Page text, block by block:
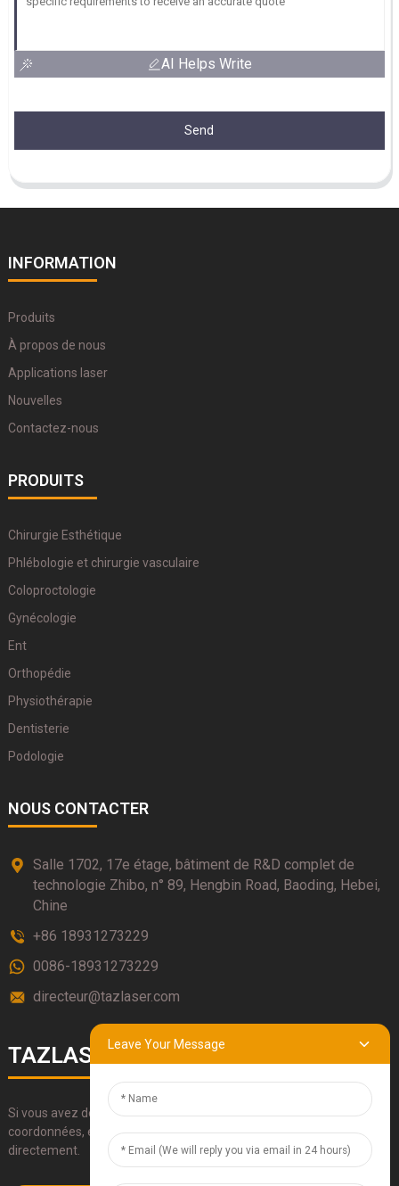
AI Helps Write
Send
INFORMATION
Produits
À propos de nous
Applications laser
Nouvelles
Contactez-nous
PRODUITS
Chirurgie Esthétique
Phlébologie et chirurgie vasculaire
Coloproctologie
Gynécologie
Ent
Orthopédie
Physiothérapie
Dentisterie
Podologie
NOUS CONTACTER
Salle 1702, 17e étage, bâtiment de R&D complet de
technologie Zhibo, n° 89, Hengbin Road, Baoding, Hebei,
Chine
+86 18931273229
0086-18931273229
directeur@tazlaser.com
TAZLASERS
Si vous avez des questions sur nos produits, veuillez utiliser nos
coordonnées, envoyez-nous un e-mail ou appelez-nous
directement.
Leave Your Message